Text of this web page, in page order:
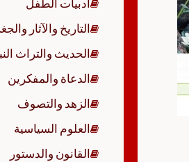
أدبيات الطفل
التاريخ والآثار
الحديث والتراث
الدعاة والمفكرين
الزهد والتصوف
العلوم السياسية
القانون والدستور